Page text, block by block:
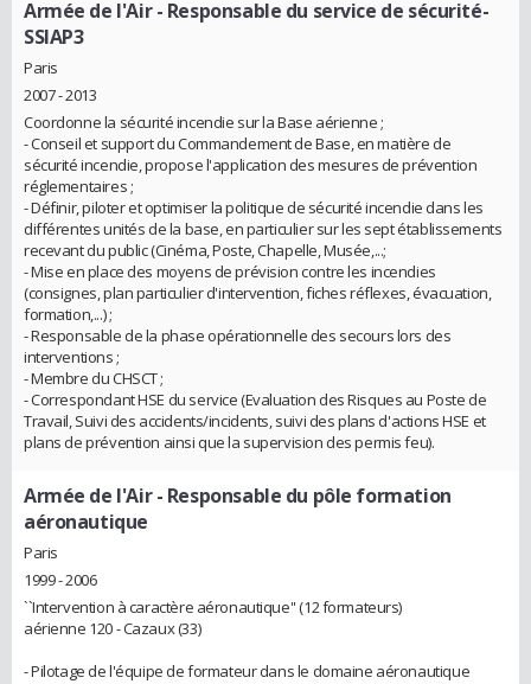
Armée de l'Air- Responsable du service de sécurité-
SSIAP3
Paris
2007 - 2013
Coordonne la sécurité incendie sur la Base aérienne ;
- Conseil et support du Commandement de Base, en matière de
sécurité incendie, propose l'application des mesures de prévention
réglementaires ;
- Définir, piloter et optimiser la politique de sécurité incendie dans les
différentes unités de la base, en particulier sur les sept établissements
recevant du public (Cinéma, Poste, Chapelle, Musée,...;
- Mise en place des moyens de prévision contre les incendies
(consignes, plan particulier d'intervention, fiches réflexes, évacuation,
formation,...) ;
- Responsable de la phase opérationnelle des secours lors des
interventions ;
- Membre du CHSCT ;
- Correspondant HSE du service (Evaluation des Risques au Poste de
Travail, Suivi des accidents/incidents, suivi des plans d'actions HSE et
plans de prévention ainsi que la supervision des permis feu).
Armée de l'Air- Responsable du pôle formation
aéronautique
Paris
1999 - 2006
``Intervention à caractère aéronautique'' (12 formateurs)
aérienne 120 - Cazaux (33)
- Pilotage de l'équipe de formateur dans le domaine aéronautique